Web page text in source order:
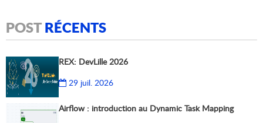
POST RÉCENTS
REX: DevLille 2026
29 juil. 2026
Airflow : introduction au Dynamic Task Mapping